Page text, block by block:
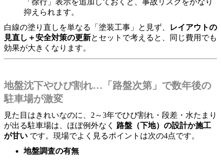
抑えられます。
白線の塗り直しを単なる「塗装工事」と見ず、
レイアウトの
見直し＋安全対策の更新とセットで考えると、同じ費用でも
効果が大きくなります。
地盤沈下やひび割れ…「路盤次第」で数年後の
駐車場が激変
見た目はきれいなのに、2～3年でひび割れ・段差・水たまり
が出る駐車場は、ほぼ例外なく 路盤（下地）の設計か施工
が甘い です。現場でよく見るポイントは次の4点です。
地盤調査の有無